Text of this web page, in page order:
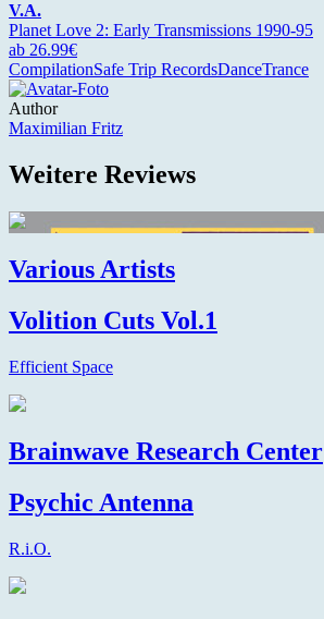
V.A.
Planet Love 2: Early Transmissions 1990-95
ab 26.99€
CompilationSafe Trip RecordsDanceTrance
Author
Maximilian Fritz
Weitere Reviews
Various Artists
Volition Cuts Vol.1
Efficient Space
Brainwave Research Center
Psychic Antenna
R.i.O.